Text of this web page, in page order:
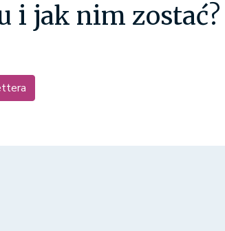
i jak nim zostać?